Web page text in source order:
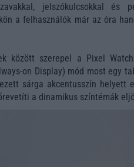
jelszókulcsokkal és
a felhasználók már az óra
között szerepel a Pixel
on Display) mód most egy
sárga akcentusszín helyett
a dinamikus színtémák